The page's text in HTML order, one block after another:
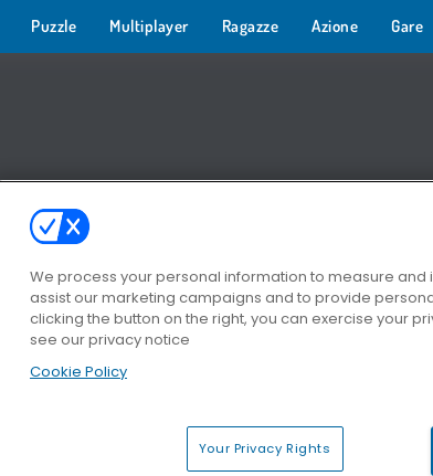
Puzzle Multiplayer Ragazze Azione Gare
We process your personal information to measure and
assist our marketing campaigns and to provide
clicking the button on the right, you can exercise your
see our privacy notice
Cookie Policy
Your Privacy Rights